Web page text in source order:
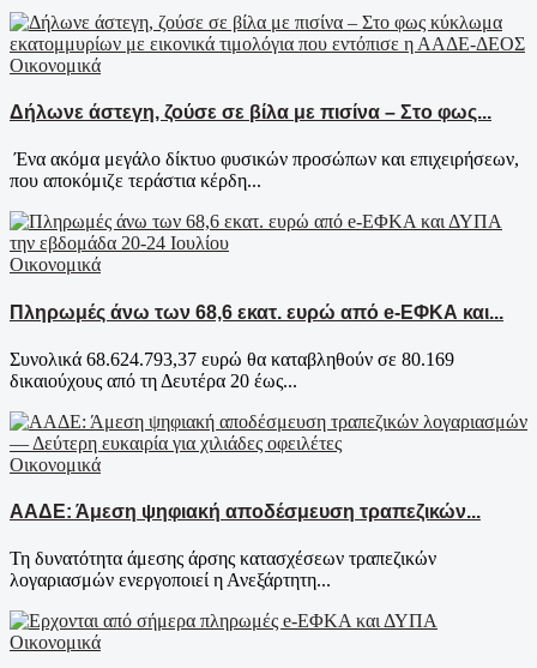
Οικονομικά
Δήλωνε άστεγη, ζούσε σε βίλα με πισίνα – Στο φως...
Ένα ακόμα μεγάλο δίκτυο φυσικών προσώπων και επιχειρήσεων,
που αποκόμιζε τεράστια κέρδη...
Οικονομικά
Πληρωμές άνω των 68,6 εκατ. ευρώ από e-ΕΦΚΑ και...
Συνολικά 68.624.793,37 ευρώ θα καταβληθούν σε 80.169
δικαιούχους από τη Δευτέρα 20 έως...
Οικονομικά
ΑΑΔΕ: Άμεση ψηφιακή αποδέσμευση τραπεζικών...
Τη δυνατότητα άμεσης άρσης κατασχέσεων τραπεζικών
λογαριασμών ενεργοποιεί η Ανεξάρτητη...
Οικονομικά